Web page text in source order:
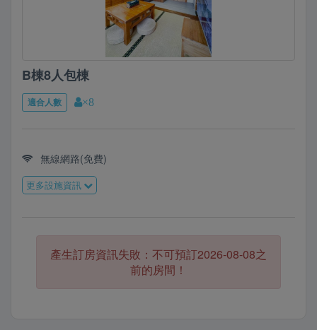
B棟8人包棟
適合人數 ×8
無線網路(免費)
更多設施資訊
產生訂房資訊失敗：不可預訂2026-08-08之
前的房間！